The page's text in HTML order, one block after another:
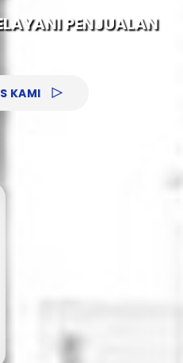
PENJUALAN
KAMI